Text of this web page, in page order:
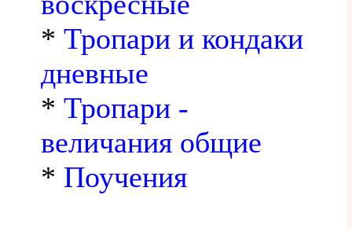
* Тропари и кондаки
дневные
* Тропари -
величания общие
* Поучения